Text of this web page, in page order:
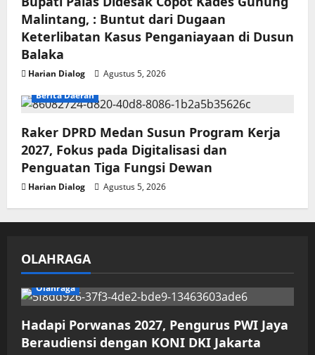
Malintang, : Buntut dari Dugaan
Keterlibatan Kasus Penganiayaan di Dusun
Balaka
Harian Dialog
Agustus 5, 2026
Berita Daerah
Raker DPRD Medan Susun Program Kerja
2027, Fokus pada Digitalisasi dan
Penguatan Tiga Fungsi Dewan
Harian Dialog Agustus 5, 2026
OLAHRAGA
Olahraga
Hadapi Porwanas 2027, Pengurus PWI Jaya
Beraudiensi dengan KONI DKI Jakarta